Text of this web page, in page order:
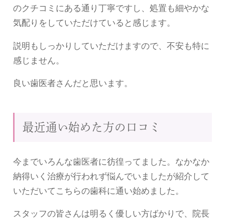
のクチコミにある通り丁寧ですし、処置も細やかな
気配りをしていただけていると感じます。
説明もしっかりしていただけますので、不安も特に
感じません。
良い歯医者さんだと思います。
最近通い始めた方の口コミ
今までいろんな歯医者に彷徨ってました。なかなか
納得いく治療が行われず悩んでいましたが紹介して
いただいてこちらの歯科に通い始めました。
スタッフの皆さんは明るく優しい方ばかりで、院長